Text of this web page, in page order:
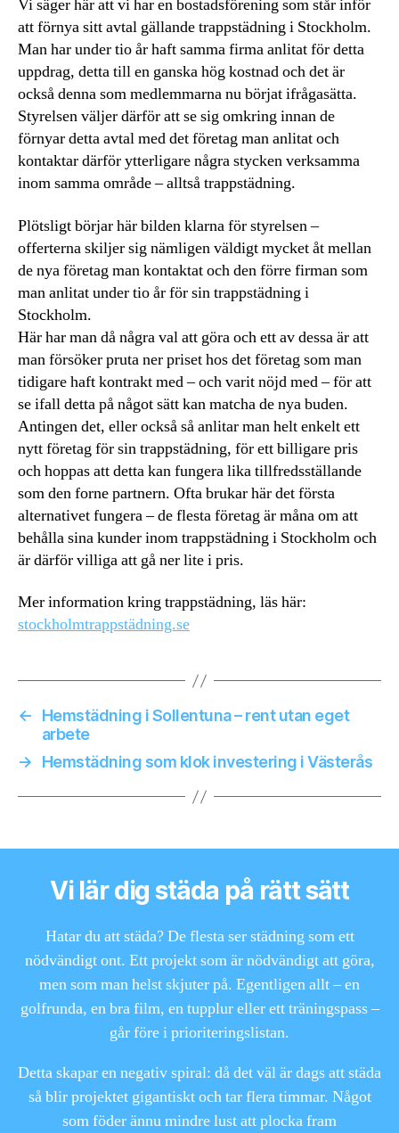
Vi säger här att vi har en bostadsförening som står inför
att förnya sitt avtal gällande trappstädning i Stockholm.
Man har under tio år haft samma firma anlitat för detta
uppdrag, detta till en ganska hög kostnad och det är
också denna som medlemmarna nu börjat ifrågasätta.
Styrelsen väljer därför att se sig omkring innan de
förnyar detta avtal med det företag man anlitat och
kontaktar därför ytterligare några stycken verksamma
inom samma område – alltså trappstädning.
Plötsligt börjar här bilden klarna för styrelsen –
offerterna skiljer sig nämligen väldigt mycket åt mellan
de nya företag man kontaktat och den förre firman som
man anlitat under tio år för sin trappstädning i
Stockholm.
Här har man då några val att göra och ett av dessa är att
man försöker pruta ner priset hos det företag som man
tidigare haft kontrakt med – och varit nöjd med – för att
se ifall detta på något sätt kan matcha de nya buden.
Antingen det, eller också så anlitar man helt enkelt ett
nytt företag för sin trappstädning, för ett billigare pris
och hoppas att detta kan fungera lika tillfredsställande
som den forne partnern. Ofta brukar här det första
alternativet fungera – de flesta företag är måna om att
behålla sina kunder inom trappstädning i Stockholm och
är därför villiga att gå ner lite i pris.
Mer information kring trappstädning, läs här:
stockholmtrappstädning.se
←
Hemstädning i Sollentuna – rent utan eget
arbete
→
Hemstädning som klok investering i Västerås
Vi lär dig städa på rätt sätt
Hatar du att städa? De flesta ser städning som ett
nödvändigt ont. Ett projekt som är nödvändigt att göra,
men som man helst skjuter på. Egentligen allt – en
golfrunda, en bra film, en tupplur eller ett träningspass –
går före i prioriteringslistan.
Detta skapar en negativ spiral: då det väl är dags att städa
så blir projektet gigantiskt och tar flera timmar. Något
som föder ännu mindre lust att plocka fram